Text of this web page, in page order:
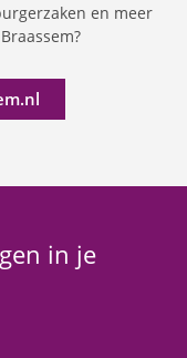
en meer
in je